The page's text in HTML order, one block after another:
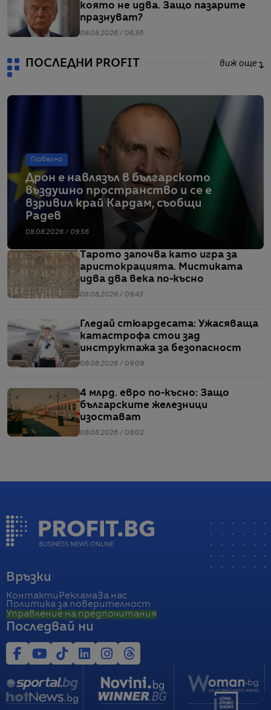
която не идва. Защо пазарите
празнуват?
08.08.2026 / 06:36
ПОСЛЕДНИ PROFIT виж още
Глобално
Дрон е навлязъл в българското
въздушно пространство и се е
взривил край Кардам, съобщи
Радев
08.08.2026 / 09:56
Тарото започва като игра за
аристокрацията. Мистиката
идва два века по-късно
08.08.2026 / 09:43
Гледай стюардесата: Ужасяваща
катастрофа стои зад
инструктажа за безопасност
08.08.2026 / 09:09
4 млрд. евро по-късно: Защо
българските железници
изостават
08.08.2026 / 08:02
Връзки
Контакти РекламаЗа нас
Политика за поверителност
Управление на предпочитания
Последвай ни